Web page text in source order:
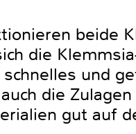
beide
die
und
die
gut auf